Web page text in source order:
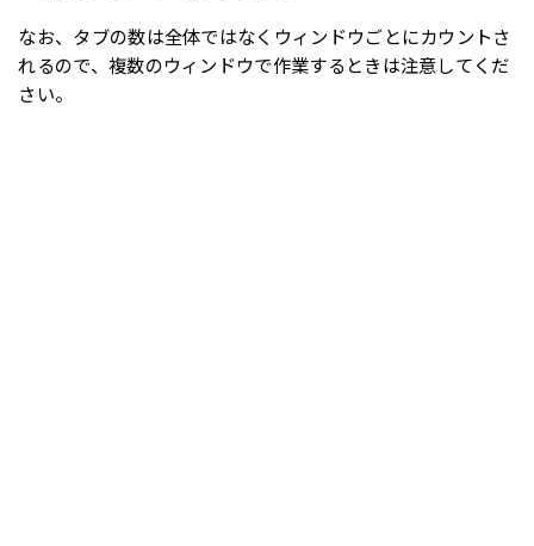
なお、タブの数は全体ではなくウィンドウごとにカウントさ
れるので、複数のウィンドウで作業するときは注意してくだ
さい。